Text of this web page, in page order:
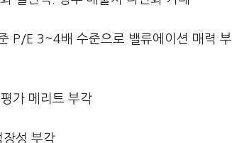
P/E 3~4배 수준으로 밸류에이션 매력 부
가 메리트 부각
장성 부각